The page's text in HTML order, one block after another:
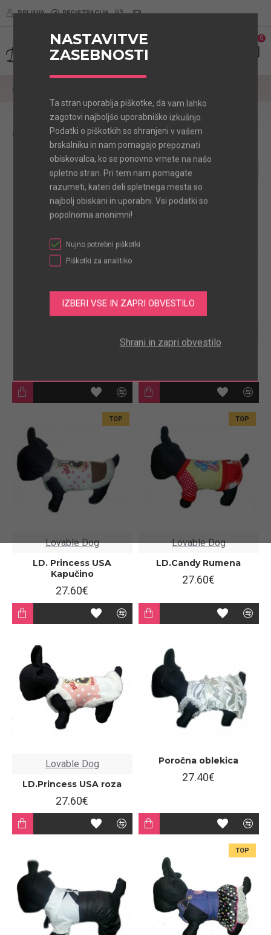
PRIJAVA REGISTRACIJA
0
Obleke
TOP
Lovable Dog
LD. Princess USA
Kapučino
27.60€
TOP
Lovable Dog
LD.Candy Rumena
27.60€
Lovable Dog
LD.Princess USA roza
27.60€
Poročna oblekica
27.40€
TOP
NASTAVITVE
ZASEBNOSTI
Ta stran uporablja piškotke, da vam lahko
zagotovi najboljšo uporabniško izkušnjo.
Podatki o piškotkih so shranjeni v vašem
brskalniku in nam pomagajo prepoznati
obiskovalca, ko se ponovno vrnete na našo
spletno stran. Pri tem nam pomagate
razumeti, kateri deli spletnega mesta so
najbolj obiskani in uporabni. Vsi podatki so
popolnoma anonimni!
Nujno potrebni piškotki
Piškotki za analitiko
Shrani in zapri obvestilo